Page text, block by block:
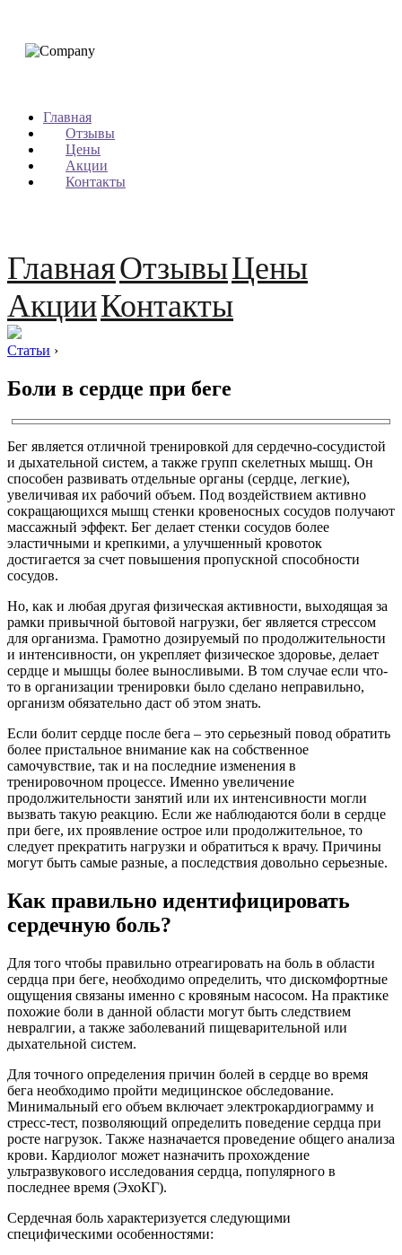
Главная
Отзывы
Цены
Акции
Контакты
ГлавнаяОтзывыЦены
АкцииКонтакты
Статьи ›
Боли в сердце при беге
Бег является отличной тренировкой для сердечно-сосудистой
и дыхательной систем, а также групп скелетных мышц. Он
способен развивать отдельные органы (сердце, легкие),
увеличивая их рабочий объем. Под воздействием активно
сокращающихся мышц стенки кровеносных сосудов получают
массажный эффект. Бег делает стенки сосудов более
эластичными и крепкими, а улучшенный кровоток
достигается за счет повышения пропускной способности
сосудов.
Но, как и любая другая физическая активности, выходящая за
рамки привычной бытовой нагрузки, бег является стрессом
для организма. Грамотно дозируемый по продолжительности
и интенсивности, он укрепляет физическое здоровье, делает
сердце и мышцы более выносливыми. В том случае если что-
то в организации тренировки было сделано неправильно,
организм обязательно даст об этом знать.
Если болит сердце после бега – это серьезный повод обратить
более пристальное внимание как на собственное
самочувствие, так и на последние изменения в
тренировочном процессе. Именно увеличение
продолжительности занятий или их интенсивности могли
вызвать такую реакцию. Если же наблюдаются боли в сердце
при беге, их проявление острое или продолжительное, то
следует прекратить нагрузки и обратиться к врачу. Причины
могут быть самые разные, а последствия довольно серьезные.
Как правильно идентифицировать
сердечную боль?
Для того чтобы правильно отреагировать на боль в области
сердца при беге, необходимо определить, что дискомфортные
ощущения связаны именно с кровяным насосом. На практике
похожие боли в данной области могут быть следствием
невралгии, а также заболеваний пищеварительной или
дыхательной систем.
Для точного определения причин болей в сердце во время
бега необходимо пройти медицинское обследование.
Минимальный его объем включает электрокардиограмму и
стресс-тест, позволяющий определить поведение сердца при
росте нагрузок. Также назначается проведение общего анализа
крови. Кардиолог может назначить прохождение
ультразвукового исследования сердца, популярного в
последнее время (ЭхоКГ).
Сердечная боль характеризуется следующими
специфическими особенностями: